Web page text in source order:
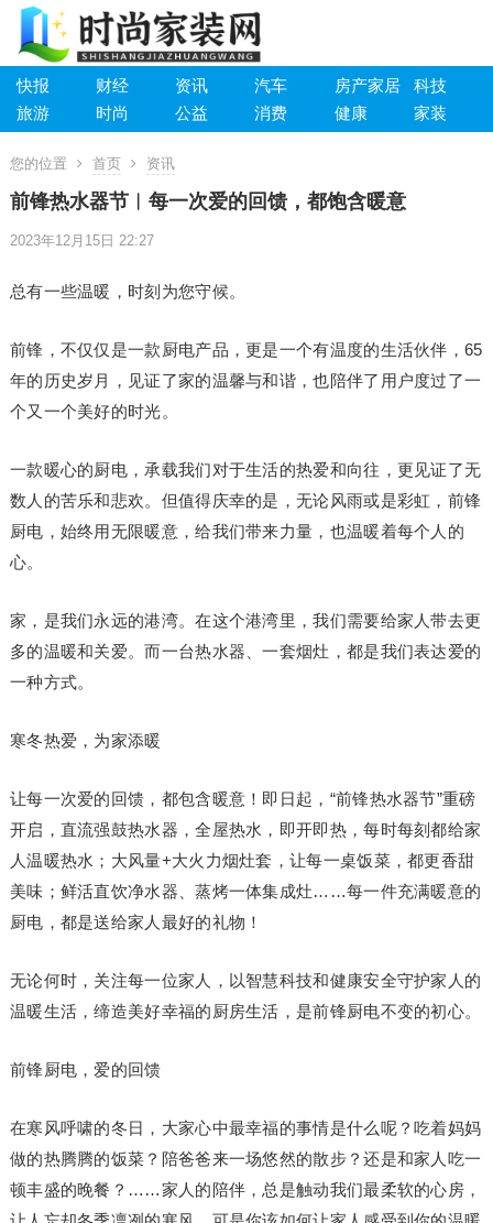
快报 财经 资讯 汽车 房产家居
科技
旅游
时尚 公益 消费 健康 家装
您的位置 首页 资讯
前锋热水器节︱每一次爱的回馈，都饱含暖意
2023年12月15日 22:27
总有一些温暖，时刻为您守候。
前锋，不仅仅是一款厨电产品，更是一个有温度的生活伙伴，65
年的历史岁月，见证了家的温馨与和谐，也陪伴了用户度过了一
个又一个美好的时光。
一款暖心的厨电，承载我们对于生活的热爱和向往，更见证了无
数人的苦乐和悲欢。但值得庆幸的是，无论风雨或是彩虹，前锋
厨电，始终用无限暖意，给我们带来力量，也温暖着每个人的
心。
家，是我们永远的港湾。在这个港湾里，我们需要给家人带去更
多的温暖和关爱。而一台热水器、一套烟灶，都是我们表达爱的
一种方式。
寒冬热爱，为家添暖
让每一次爱的回馈，都包含暖意！即日起，“前锋热水器节”重磅
开启，直流强鼓热水器，全屋热水，即开即热，每时每刻都给家
人温暖热水；大风量+大火力烟灶套，让每一桌饭菜，都更香甜
美味；鲜活直饮净水器、蒸烤一体集成灶……每一件充满暖意的
厨电，都是送给家人最好的礼物！
无论何时，关注每一位家人，以智慧科技和健康安全守护家人的
温暖生活，缔造美好幸福的厨房生活，是前锋厨电不变的初心。
前锋厨电，爱的回馈
在寒风呼啸的冬日，大家心中最幸福的事情是什么呢？吃着妈妈
做的热腾腾的饭菜？陪爸爸来一场悠然的散步？还是和家人吃一
顿丰盛的晚餐？……家人的陪伴，总是触动我们最柔软的心房，